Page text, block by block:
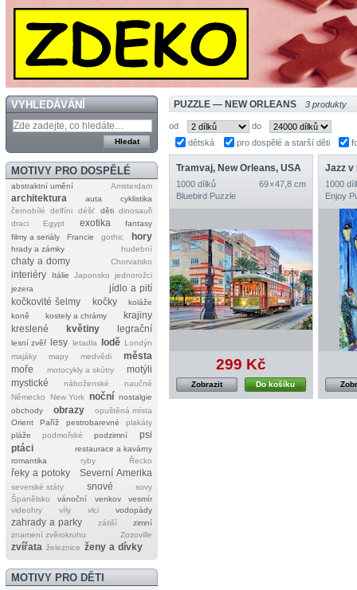
VYHLEDÁVÁNÍ
MOTIVY PRO DOSPĚLÉ
abstraktní umění Amsterdam
architektura auta
cyklistika
černobílé
delfíni déšť děti dinosauři
draci
Egypt exotika
fantasy
filmy a seriály
Francie gothic hory
hrady a zámky hudební
chaty a domy Chorvatsko
interiéry Itálie Japonsko
jednorožci
jezera
jídlo a pití
kočkovité šelmy
kočky
koláže
koně
kostely a chrámy
krajiny
kreslené
květiny legrační
lesní zvěř lesy letadla lodě Londýn
majáky
mapy medvědi
města
moře
motocykly a skútry
motýli
mystické
náboženské
naučné
Německo
New York noční nostalgie
obchody
obrazy
opuštěná místa
Orient
Paříž pestrobarevné
plakáty
pláže
podmořské podzimní
psi
ptáci
restaurace a kavárny
romantika
ryby Řecko
řeky a potoky Severní Amerika
severské státy snové
sovy
Španělsko
vánoční venkov
vesmír
videohry
víly vlci vodopády
zahrady a parky zátiší
zimní
znamení zvěrokruhu
Zozoville
zvířata železnice ženy a dívky
MOTIVY PRO DĚTI
PUZZLE — NEW ORLEANS 3 produkty
od
do
dětská
pro dospělé a starší děti
Tramvaj, New Orleans, USA
1000 dílků
69 × 47,8 cm
Bluebird Puzzle
299 Kč
Do košíku
Zobrazit
Jazz v
1000
Enjoy